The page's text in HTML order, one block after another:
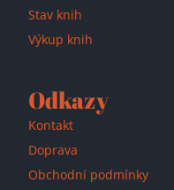
Stav knih
Výkup knih
Odkazy
Kontakt
Doprava
Obchodní podmínky